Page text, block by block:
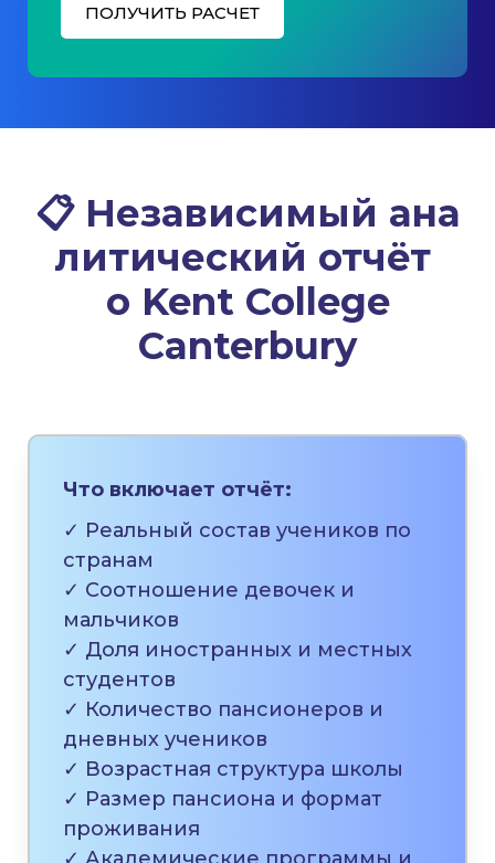
ПОЛУЧИТЬ РАСЧЕТ
📋 Независимый ана
литический отчёт
о Kent College
Canterbury
Что включает отчёт:
✓ Реальный состав учеников по
странам
✓ Соотношение девочек и
мальчиков
✓ Доля иностранных и местных
студентов
✓ Количество пансионеров и
дневных учеников
✓ Возрастная структура школы
✓ Размер пансиона и формат
проживания